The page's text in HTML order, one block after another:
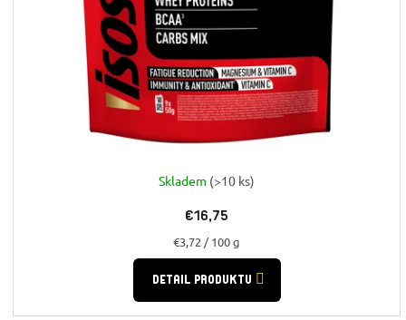
Skladem (>10 ks)
€16,75
Jednotková
cena:
€3,72 / 100 g
DETAIL PRODUKTU